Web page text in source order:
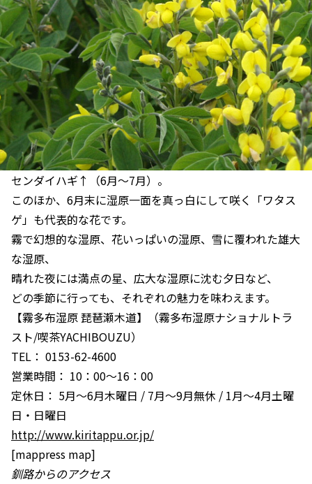
センダイハギ↑（6月～7月）。
このほか、6月末に湿原一面を真っ白にして咲く「ワタス
ゲ」も代表的な花です。
霧で幻想的な湿原、花いっぱいの湿原、雪に覆われた雄大
な湿原、
晴れた夜には満点の星、広大な湿原に沈む夕日など、
どの季節に行っても、それぞれの魅力を味わえます。
【霧多布湿原 琵琶瀬木道】（霧多布湿原ナショナルトラ
スト/喫茶YACHIBOUZU）
TEL： 0153-62-4600
営業時間： 10：00～16：00
定休日： 5月～6月木曜日 / 7月～9月無休 / 1月～4月土曜
日・日曜日
http://www.kiritappu.or.jp/
[mappress map]
釧路からのアクセス